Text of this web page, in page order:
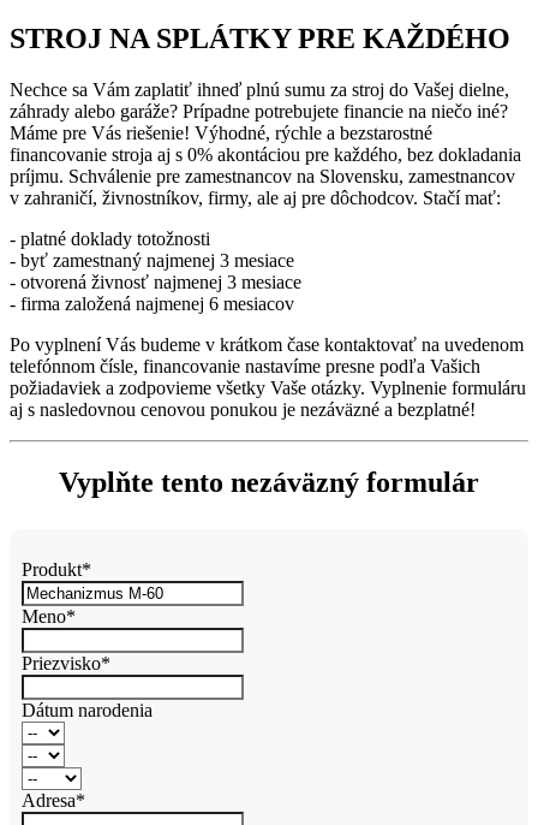
STROJ NA SPLÁTKY PRE KAŽDÉHO
Nechce sa Vám zaplatiť ihneď plnú sumu za stroj do Vašej dielne,
záhrady alebo garáže? Prípadne potrebujete financie na niečo iné?
Máme pre Vás riešenie! Výhodné, rýchle a bezstarostné
financovanie stroja aj s 0% akontáciou pre každého, bez dokladania
príjmu. Schválenie pre zamestnancov na Slovensku, zamestnancov
v zahraničí, živnostníkov, firmy, ale aj pre dôchodcov. Stačí mať:
- platné doklady totožnosti
- byť zamestnaný najmenej 3 mesiace
- otvorená živnosť najmenej 3 mesiace
- firma založená najmenej 6 mesiacov
Po vyplnení Vás budeme v krátkom čase kontaktovať na uvedenom
telefónnom čísle, financovanie nastavíme presne podľa Vašich
požiadaviek a zodpovieme všetky Vaše otázky. Vyplnenie formuláru
aj s nasledovnou cenovou ponukou je nezáväzné a bezplatné!
Vyplňte tento nezáväzný formulár
Produkt*
Meno*
Priezvisko*
Dátum narodenia
Adresa*